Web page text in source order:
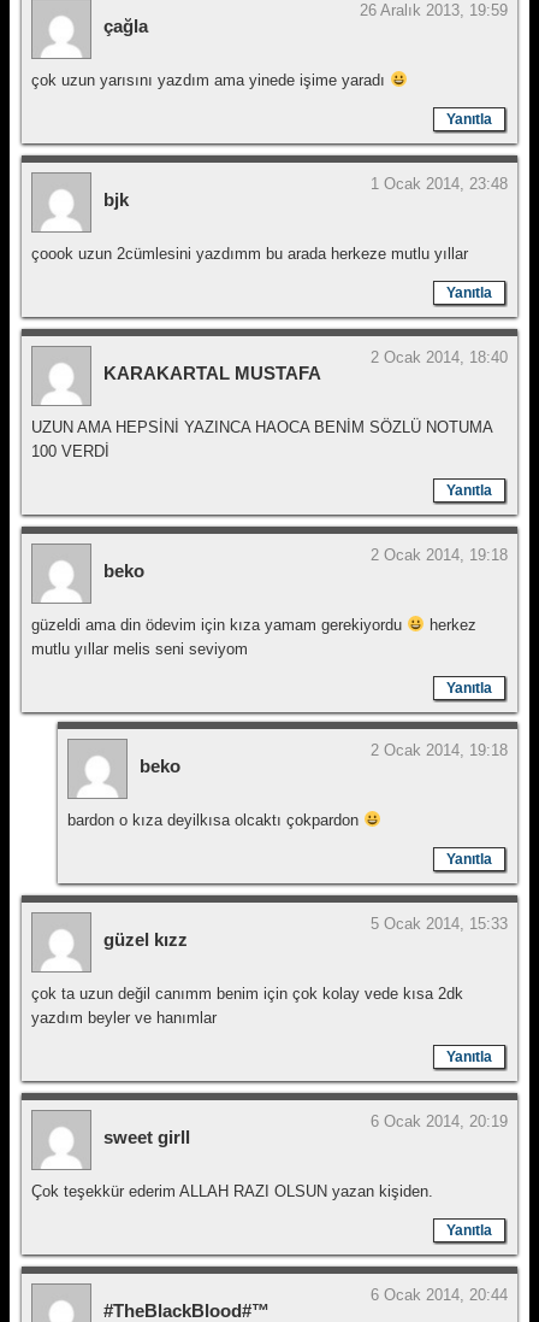
çağla
26 Aralık 2013, 19:59
çok uzun yarısını yazdım ama yinede işime yaradı
Yanıtla
bjk
1 Ocak 2014, 23:48
çoook uzun 2cümlesini yazdımm bu arada herkeze mutlu yıllar
Yanıtla
KARAKARTAL MUSTAFA
2 Ocak 2014, 18:40
UZUN AMA HEPSİNİ YAZINCA HAOCA BENİM SÖZLÜ NOTUMA
100 VERDİ
Yanıtla
beko
2 Ocak 2014, 19:18
güzeldi ama din ödevim için kıza yamam gerekiyordu
herkez
mutlu yıllar melis seni seviyom
Yanıtla
beko
2 Ocak 2014, 19:18
bardon o kıza deyilkısa olcaktı çokpardon
Yanıtla
güzel kızz
5 Ocak 2014, 15:33
çok ta uzun değil canımm benim için çok kolay vede kısa 2dk
yazdım beyler ve hanımlar
Yanıtla
sweet girll
6 Ocak 2014, 20:19
Çok teşekkür ederim ALLAH RAZI OLSUN yazan kişiden.
Yanıtla
#TheBlackBlood#™
6 Ocak 2014, 20:44